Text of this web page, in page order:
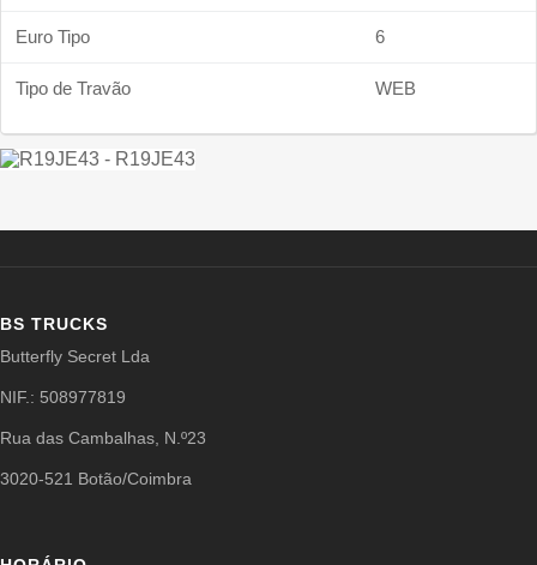
Euro Tipo 6
Tipo de Travão WEB
BS TRUCKS
Butterfly Secret Lda
NIF.: 508977819
Rua das Cambalhas, N.º23
3020-521 Botão/Coimbra